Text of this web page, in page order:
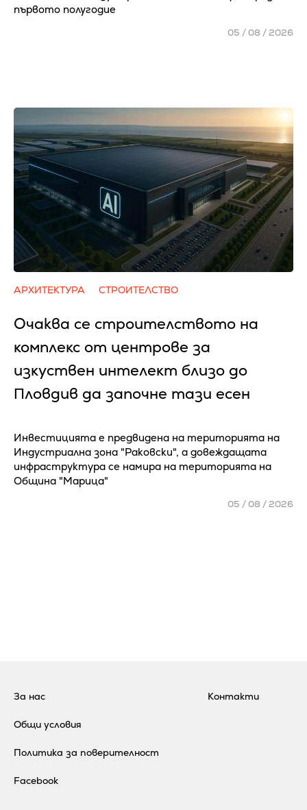
първото полугодие
05 / 08 / 2026
АРХИТЕКТУРА СТРОИТЕЛСТВО
Очаква се cтpoитeлcтвoтo нa
ĸoмплeĸc oт цeнтpoвe зa
изĸycтвeн интeлeĸт близo дo
Πлoвдив да зaпoчнe тaзи eceн
Инвестицията е предвидена на територията на
Индустриална зона "Раковски", а довеждащата
инфраструктура се намира на територията на
Община "Марица"
05 / 08 / 2026
За нас
Общи условия
Политика за поверителност
Контакти
Facebook